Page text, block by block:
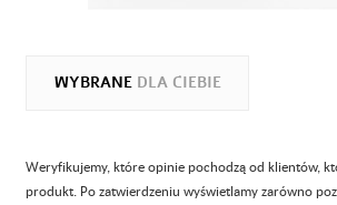
WYBRANEDLA CIEBIE
Weryfikujemy, które opinie pochodzą od klientów,
produkt. Po zatwierdzeniu wyświetlamy zarówno